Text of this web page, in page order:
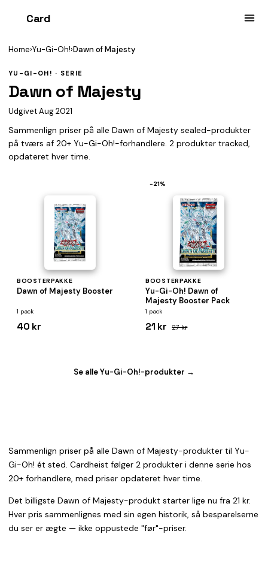
Card
Home›Yu-Gi-Oh!›Dawn of Majesty
YU-GI-OH! · SERIE
Dawn of Majesty
Udgivet Aug 2021
Sammenlign priser på alle Dawn of Majesty sealed-produkter
på tværs af 20+ Yu-Gi-Oh!-forhandlere. 2 produkter tracked,
opdateret hver time.
BOOSTERPAKKE
Dawn of Majesty Booster
1 pack
40 kr
−21%
BOOSTERPAKKE
Yu-Gi-Oh! Dawn of
Majesty Booster Pack
1 pack
21 kr 27 kr
Se alle Yu-Gi-Oh!-produkter →
Sammenlign priser på alle Dawn of Majesty-produkter til Yu-
Gi-Oh! ét sted. Cardheist følger 2 produkter i denne serie hos
20+ forhandlere, med priser opdateret hver time.
Det billigste Dawn of Majesty-produkt starter lige nu fra 21 kr.
Hver pris sammenlignes med sin egen historik, så besparelserne
du ser er ægte — ikke oppustede "før"-priser.